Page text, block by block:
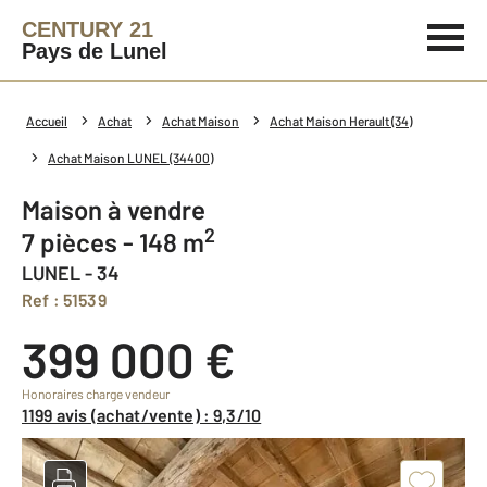
CENTURY 21
Pays de Lunel
Accueil Achat Achat Maison Achat Maison Herault (34)
Achat Maison LUNEL (34400)
Maison à vendre
7 pièces - 148 m2
LUNEL - 34
Ref : 51539
399 000 €
Honoraires charge vendeur
1199 avis (achat/vente) : 9,3/10